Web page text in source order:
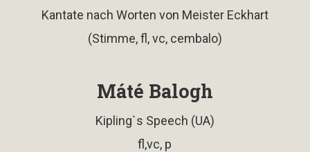
Kantate nach Worten von Meister Eckhart
(Stimme, fl, vc, cembalo)
Máté Balogh
Kipling`s Speech (UA)
fl,vc, p